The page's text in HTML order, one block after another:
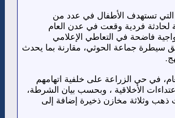
التي تستهدف الأطفال في عدد من
لحادثة فردية وقعت في عدن العام
فاضحة في التعاطي الإعلامي
سيطرة جماعة الحوثي، مقارنة بما يحدث
لإدارة الأمن العام، في حي الزراعة على خلفية اتهامهم
الأخلاقية ، وبحسب بيان الشرطة،
ذهب وثلاثة مخازن ذخيرة إضافة إلى